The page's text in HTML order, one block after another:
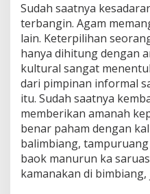
Sudah saatnya
terbangin. Agam
lain. Keterpilihan
hanya dihitung dengan
kultural sangat
dari pimpinan informal
itu. Sudah saatnya
memberikan amanah
benar paham dengan
balimbiang,
baok manurun ka
kamanakan di